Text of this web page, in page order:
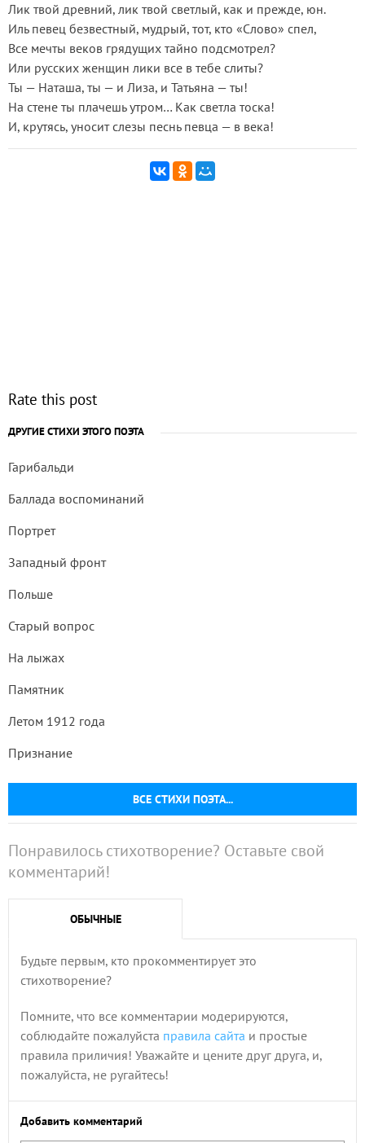
Лик твой древний, лик твой светлый, как и прежде, юн.
Иль певец безвестный, мудрый, тот, кто «Слово» спел,
Все мечты веков грядущих тайно подсмотрел?
Или русских женщин лики все в тебе слиты?
Ты — Наташа, ты — и Лиза, и Татьяна — ты!
На стене ты плачешь утром… Как светла тоска!
И, крутясь, уносит слезы песнь певца — в века!
Rate this post
ДРУГИЕ СТИХИ ЭТОГО ПОЭТА
ВСЕ СТИХИ ПОЭТА...
Гарибальди
Баллада воспоминаний
Портрет
Западный фронт
Польше
Старый вопрос
На лыжах
Памятник
Летом 1912 года
Признание
Понравилось стихотворение? Оставьте свой
комментарий!
ОБЫЧНЫЕ
Будьте первым, кто прокомментирует это
стихотворение?
Помните, что все комментарии модерируются,
соблюдайте пожалуйста правила сайта и простые
правила приличия! Уважайте и цените друг друга, и,
пожалуйста, не ругайтесь!
Добавить комментарий